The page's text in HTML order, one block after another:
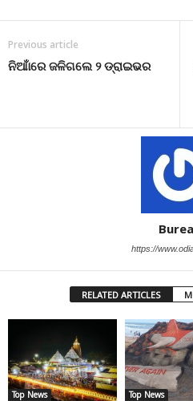
Previous article
ନିଆାଁରେ ଜଳିଗଲେ ୨ ଡ୍ରାଇଭର
https://
RELATED ARTICLES
Top News Top News